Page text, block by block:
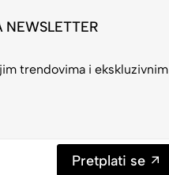
NEWSLETTER
trendovima i ekskluzivnim
Pretplati se